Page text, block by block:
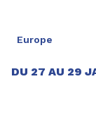
Europe
DU 27 AU 29